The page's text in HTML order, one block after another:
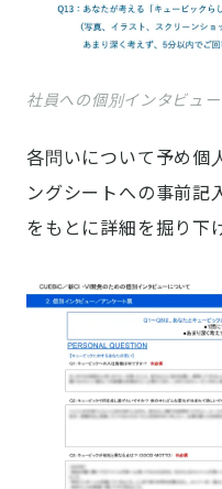
社員への個別インタビュ
各問いについて予め個
ングシートへの事前記
をもとに詳細を掘り下